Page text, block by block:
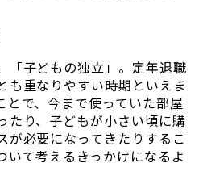
「子どもの独立」。定年退職
も重なりやすい時期といえま
とで、今まで使っていた部屋
たり、子どもが小さい頃に購
が必要になってきたりするこ
いて考えるきっかけになるよ